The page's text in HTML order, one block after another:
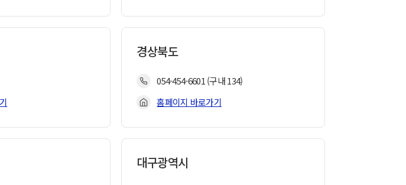
경상북도
054-454-6601 (구내 134)
홈페이지 바로가기
대구광역시